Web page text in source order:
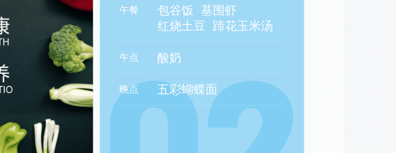
午餐 包谷饭 基围虾
红烧土豆 蹄花玉米汤
午点 酸奶
晚点 五彩蝴蝶面